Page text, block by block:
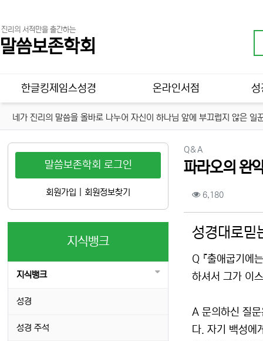
진리의 서적만을 출간하는
말씀보존학회
메인 메뉴
한글킹제임스성경 온라인서점 성
네가 진리의 말씀을 올바로 나누어 자신이 하나님 앞에 부끄럽지 않은
Q＆A분류
파라오의 완
컨텐츠 정보
6,180조회
성경대로믿
Q 『출애굽기에
하셔서 그가 이
A 문의하신 질
다. 자기 백성에
말씀보존학회 로그인
회원가입 회원정보찾기
지식뱅크
지식뱅크
성경
성경 주석